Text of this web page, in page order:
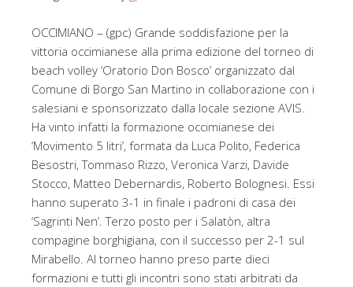
OCCIMIANO – (gpc) Grande soddisfazione per la
vittoria occimianese alla prima edizione del torneo di
beach volley ‘Oratorio Don Bosco’ organizzato dal
Comune di Borgo San Martino in collaborazione con i
salesiani e sponsorizzato dalla locale sezione AVIS.
Ha vinto infatti la formazione occimianese dei
‘Movimento 5 litri’, formata da Luca Polito, Federica
Besostri, Tommaso Rizzo, Veronica Varzi, Davide
Stocco, Matteo Debernardis, Roberto Bolognesi. Essi
hanno superato 3-1 in finale i padroni di casa dei
‘Sagrinti Nen’. Terzo posto per i Salatòn, altra
compagine borghigiana, con il successo per 2-1 sul
Mirabello. Al torneo hanno preso parte dieci
formazioni e tutti gli incontri sono stati arbitrati da